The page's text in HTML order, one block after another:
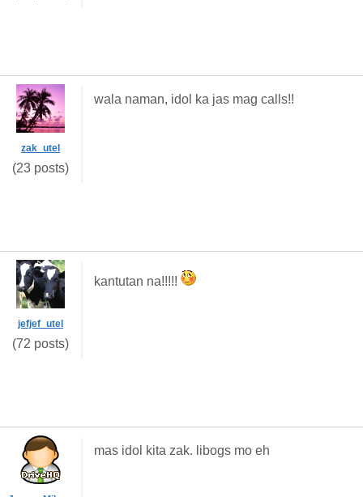
zak_utel
(23 posts)
wala naman, idol ka jas mag calls!!
jefjef_utel
(72 posts)
kantutan na!!!!!
mas idol kita zak. libogs mo eh